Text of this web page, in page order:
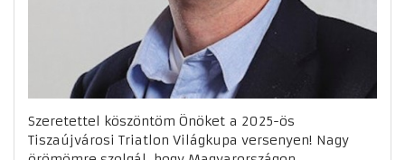
Szeretettel köszöntöm Önöket a 2025-ös
Tiszaújvárosi Triatlon Világkupa versenyen! Nagy